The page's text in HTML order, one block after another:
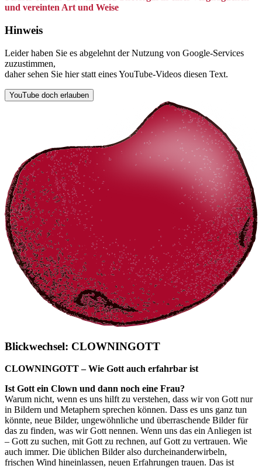
und vereinten Art und Weise
Hinweis
Leider haben Sie es abgelehnt der Nutzung von Google-Services
zuzustimmen,
daher sehen Sie hier statt eines YouTube-Videos diesen Text.
YouTube doch erlauben
Blickwechsel: CLOWNINGOTT
CLOWNINGOTT – Wie Gott auch erfahrbar ist
Ist Gott ein Clown und dann noch eine Frau?
Warum nicht, wenn es uns hilft zu verstehen, dass wir von Gott nur
in Bildern und Metaphern sprechen können. Dass es uns ganz tun
könnte, neue Bilder, ungewöhnliche und überraschende Bilder für
das zu finden, was wir Gott nennen. Wenn uns das ein Anliegen ist
– Gott zu suchen, mit Gott zu rechnen, auf Gott zu vertrauen. Wie
auch immer. Die üblichen Bilder also durcheinanderwirbeln,
frischen Wind hineinlassen, neuen Erfahrungen trauen. Das ist